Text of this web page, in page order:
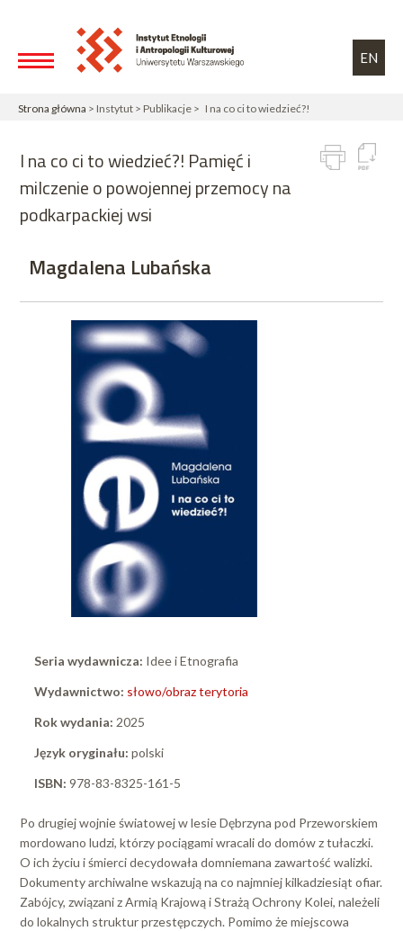
EN
Strona główna > Instytut > Publikacje > I na co ci to wiedzieć?!
I na co ci to wiedzieć?! Pamięć i
milczenie o powojennej przemocy na
podkarpackiej wsi
Magdalena Lubańska
Seria wydawnicza: Idee i Etnografia
Wydawnictwo: słowo/obraz terytoria
Rok wydania: 2025
Język oryginału: polski
ISBN: 978-83-8325-161-5
Po drugiej wojnie światowej w lesie Dębrzyna pod Przeworskiem
mordowano ludzi, którzy pociągami wracali do domów z tułaczki.
O ich życiu i śmierci decydowała domniemana zawartość walizki.
Dokumenty archiwalne wskazują na co najmniej kilkadziesiąt ofiar.
Zabójcy, związani z Armią Krajową i Strażą Ochrony Kolei, należeli
do lokalnych struktur przestępczych. Pomimo że miejscowa